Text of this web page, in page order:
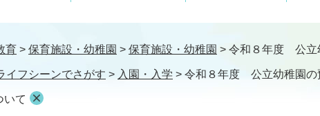
育 > 保育施設・幼稚園 > 保育施設・幼稚園 > 令和８年度 公立
イフシーンでさがす > 入園・入学 > 令和８年度 公立幼稚園の
て